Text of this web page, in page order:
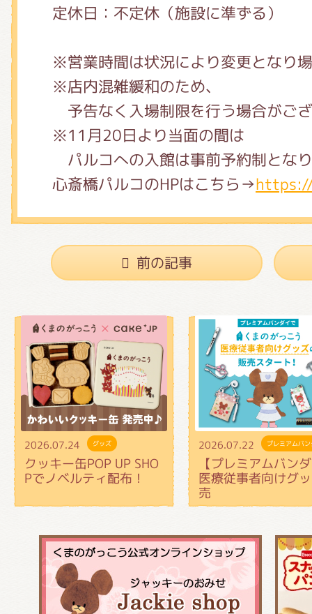
定休日：不定休（施設に準ずる）
※営業時間は状況により変更となり
※店内混雑緩和のため、
予告なく入場制限を行う場合がご
※11月20日より当面の間は
パルコへの入館は事前予約制とな
心斎橋パルコのHPはこちら→
前の記事
2026.07.24 グッズ
クッキー缶POP UP SHO
Pでノベルティ配布！
2026.07.22 プレミアムバ
【プレミアムバン
医療従事者向けグ
売